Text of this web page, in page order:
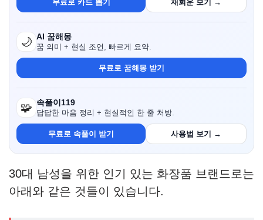
무료로 카드 뽑기 재회운 보기 →
🌙 AI 꿈해몽
꿈 의미 + 현실 조언, 빠르게 요약.
무료로 꿈해몽 받기
🧩 속풀이119
답답한 마음 정리 + 현실적인 한 줄 처방.
무료로 속풀이 받기 사용법 보기 →
30대 남성을 위한 인기 있는 화장품 브랜드로는
아래와 같은 것들이 있습니다.